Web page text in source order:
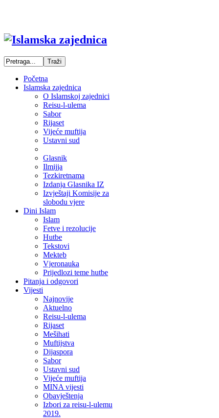
Početna
Islamska zajednica
O Islamskoj zajednici
Reisu-l-ulema
Sabor
Rijaset
Vijeće muftija
Ustavni sud
Glasnik
Ilmijja
Tezkiretnama
Izdanja Glasnika IZ
Izvještaji Komisije za
slobodu vjere
Dini Islam
Islam
Fetve i rezolucije
Hutbe
Tekstovi
Mekteb
Vjeronauka
Prijedlozi teme hutbe
Pitanja i odgovori
Vijesti
Najnovije
Aktuelno
Reisu-l-ulema
Rijaset
Mešihati
Muftijstva
Dijaspora
Sabor
Ustavni sud
Vijeće muftija
MINA vijesti
Obavještenja
Izbori za reisu-l-ulemu
2019.